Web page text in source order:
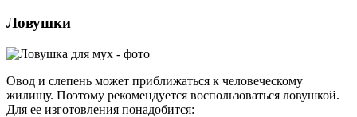
Ловушки
Овод и слепень может приближаться к человеческому
жилищу. Поэтому рекомендуется воспользоваться ловушкой.
Для ее изготовления понадобится: